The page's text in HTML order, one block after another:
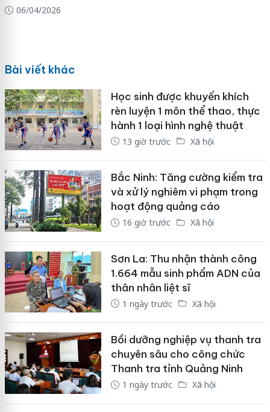
06/04/2026
Bài viết khác
Học sinh được khuyến khích
rèn luyện 1 môn thể thao, thực
hành 1 loại hình nghệ thuật
13 giờ trước Xã hội
Bắc Ninh: Tăng cường kiểm tra
và xử lý nghiêm vi phạm trong
hoạt động quảng cáo
16 giờ trước Xã hội
Sơn La: Thu nhận thành công
1.664 mẫu sinh phẩm ADN của
thân nhân liệt sĩ
1 ngày trước Xã hội
Bồi dưỡng nghiệp vụ thanh tra
chuyên sâu cho công chức
Thanh tra tỉnh Quảng Ninh
1 ngày trước Xã hội